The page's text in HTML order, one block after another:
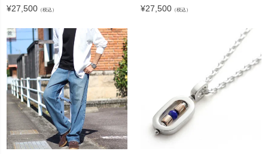
¥27,500 （税込） ¥27,500 （税込）